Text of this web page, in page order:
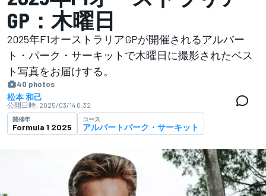
GP：木曜日
2025年F1オーストラリアGPが開催されるアルバー
ト・パーク・サーキットで木曜日に撮影されたベス
ト写真をお届けする。
40 photos
松本 和己
公開日時: 2025/03/14 0:32
開催年
Formula 1 2025
コース
アルバートパーク・サーキット